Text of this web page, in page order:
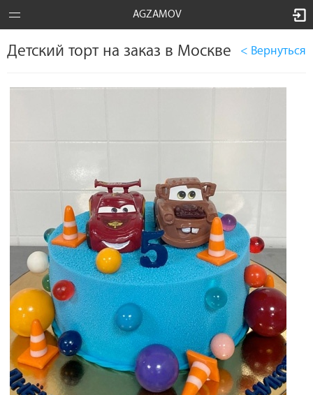
AGZAMOV
Детский торт на заказ в Москве < Вернуться